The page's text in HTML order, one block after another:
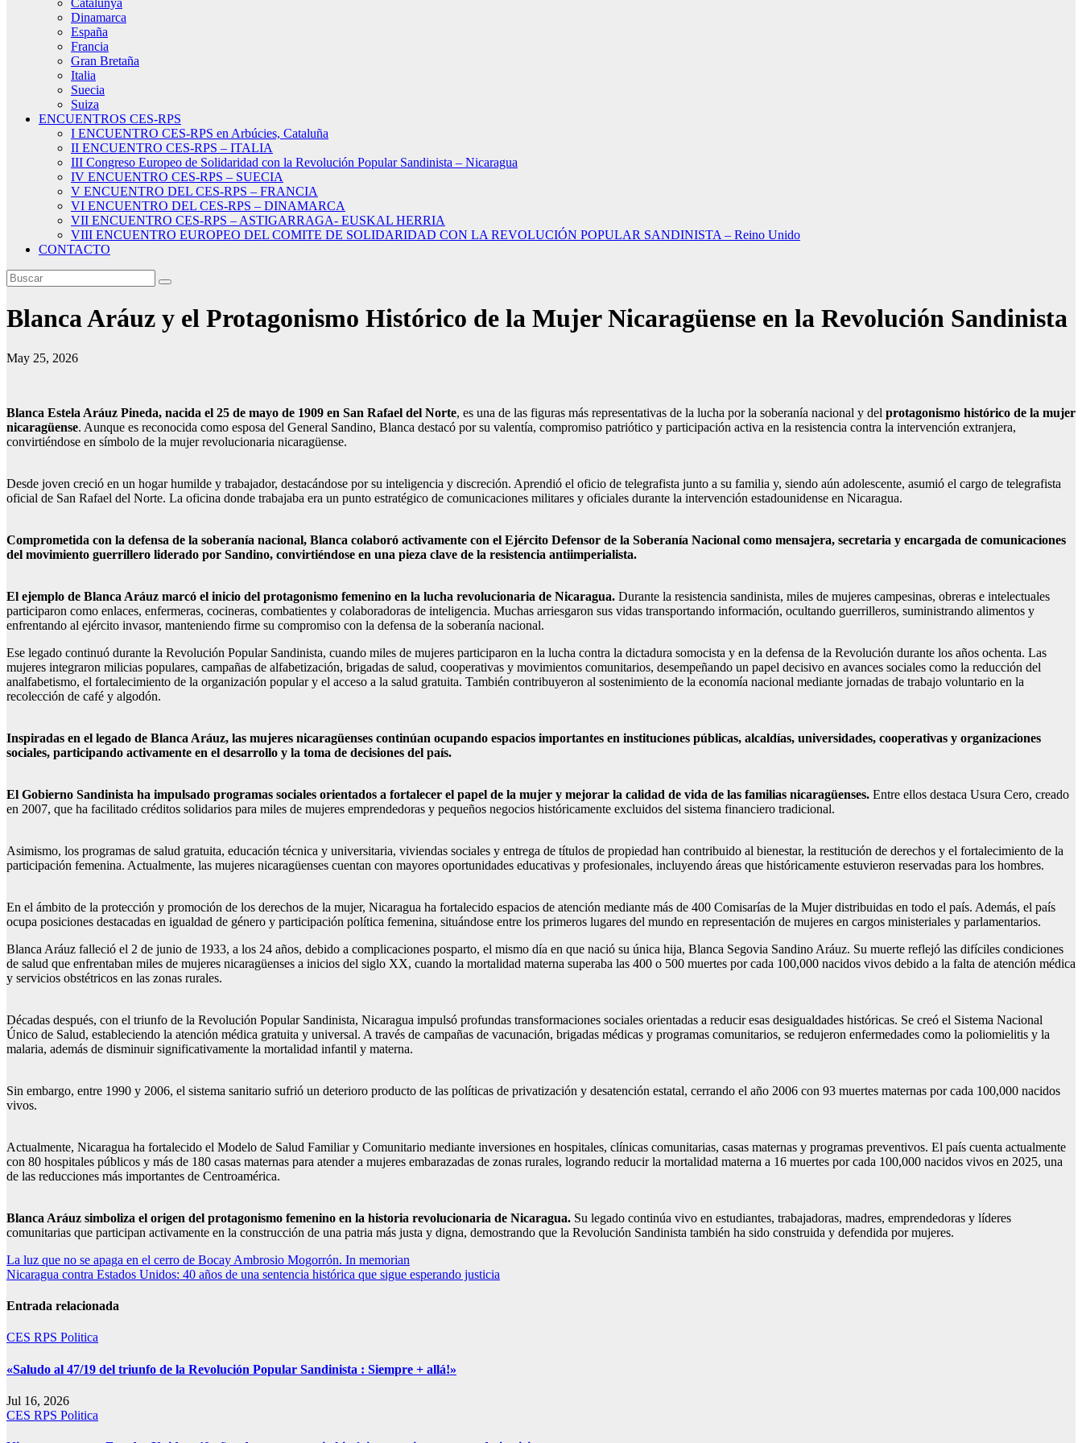
Catalunya
Dinamarca
España
Francia
Gran Bretaña
Italia
Suecia
Suiza
ENCUENTROS CES-RPS
I ENCUENTRO CES-RPS en Arbúcies, Cataluña
II ENCUENTRO CES-RPS – ITALIA
III Congreso Europeo de Solidaridad con la Revolución Popular Sandinista – Nicaragua
IV ENCUENTRO CES-RPS – SUECIA
V ENCUENTRO DEL CES-RPS – FRANCIA
VI ENCUENTRO DEL CES-RPS – DINAMARCA
VII ENCUENTRO CES-RPS – ASTIGARRAGA- EUSKAL HERRIA
VIII ENCUENTRO EUROPEO DEL COMITE DE SOLIDARIDAD CON LA REVOLUCIÓN POPULAR SANDINISTA – Reino Unido
CONTACTO
Blanca Aráuz y el Protagonismo Histórico de la Mujer Nicaragüense en la Revolución Sandinista
May 25, 2026
Blanca Estela Aráuz Pineda, nacida el 25 de mayo de 1909 en San Rafael del Norte, es una de las figuras más representativas de la lucha por la soberanía nacional y del protagonismo histórico de la mujer
nicaragüense. Aunque es reconocida como esposa del General Sandino, Blanca destacó por su valentía, compromiso patriótico y participación activa en la resistencia contra la intervención extranjera,
convirtiéndose en símbolo de la mujer revolucionaria nicaragüense.
Desde joven creció en un hogar humilde y trabajador, destacándose por su inteligencia y discreción. Aprendió el oficio de telegrafista junto a su familia y, siendo aún adolescente, asumió el cargo de telegrafista
oficial de San Rafael del Norte. La oficina donde trabajaba era un punto estratégico de comunicaciones militares y oficiales durante la intervención estadounidense en Nicaragua.
Comprometida con la defensa de la soberanía nacional, Blanca colaboró activamente con el Ejército Defensor de la Soberanía Nacional como mensajera, secretaria y encargada de comunicaciones
del movimiento guerrillero liderado por Sandino, convirtiéndose en una pieza clave de la resistencia antiimperialista.
El ejemplo de Blanca Aráuz marcó el inicio del protagonismo femenino en la lucha revolucionaria de Nicaragua. Durante la resistencia sandinista, miles de mujeres campesinas, obreras e intelectuales
participaron como enlaces, enfermeras, cocineras, combatientes y colaboradoras de inteligencia. Muchas arriesgaron sus vidas transportando información, ocultando guerrilleros, suministrando alimentos y
enfrentando al ejército invasor, manteniendo firme su compromiso con la defensa de la soberanía nacional.
Ese legado continuó durante la Revolución Popular Sandinista, cuando miles de mujeres participaron en la lucha contra la dictadura somocista y en la defensa de la Revolución durante los años ochenta. Las
mujeres integraron milicias populares, campañas de alfabetización, brigadas de salud, cooperativas y movimientos comunitarios, desempeñando un papel decisivo en avances sociales como la reducción del
analfabetismo, el fortalecimiento de la organización popular y el acceso a la salud gratuita. También contribuyeron al sostenimiento de la economía nacional mediante jornadas de trabajo voluntario en la
recolección de café y algodón.
Inspiradas en el legado de Blanca Aráuz, las mujeres nicaragüenses continúan ocupando espacios importantes en instituciones públicas, alcaldías, universidades, cooperativas y organizaciones
sociales, participando activamente en el desarrollo y la toma de decisiones del país.
El Gobierno Sandinista ha impulsado programas sociales orientados a fortalecer el papel de la mujer y mejorar la calidad de vida de las familias nicaragüenses. Entre ellos destaca Usura Cero, creado
en 2007, que ha facilitado créditos solidarios para miles de mujeres emprendedoras y pequeños negocios históricamente excluidos del sistema financiero tradicional.
Asimismo, los programas de salud gratuita, educación técnica y universitaria, viviendas sociales y entrega de títulos de propiedad han contribuido al bienestar, la restitución de derechos y el fortalecimiento de la
participación femenina. Actualmente, las mujeres nicaragüenses cuentan con mayores oportunidades educativas y profesionales, incluyendo áreas que históricamente estuvieron reservadas para los hombres.
En el ámbito de la protección y promoción de los derechos de la mujer, Nicaragua ha fortalecido espacios de atención mediante más de 400 Comisarías de la Mujer distribuidas en todo el país. Además, el país
ocupa posiciones destacadas en igualdad de género y participación política femenina, situándose entre los primeros lugares del mundo en representación de mujeres en cargos ministeriales y parlamentarios.
Blanca Aráuz falleció el 2 de junio de 1933, a los 24 años, debido a complicaciones posparto, el mismo día en que nació su única hija, Blanca Segovia Sandino Aráuz. Su muerte reflejó las difíciles condiciones
de salud que enfrentaban miles de mujeres nicaragüenses a inicios del siglo XX, cuando la mortalidad materna superaba las 400 o 500 muertes por cada 100,000 nacidos vivos debido a la falta de atención médica
y servicios obstétricos en las zonas rurales.
Décadas después, con el triunfo de la Revolución Popular Sandinista, Nicaragua impulsó profundas transformaciones sociales orientadas a reducir esas desigualdades históricas. Se creó el Sistema Nacional
Único de Salud, estableciendo la atención médica gratuita y universal. A través de campañas de vacunación, brigadas médicas y programas comunitarios, se redujeron enfermedades como la poliomielitis y la
malaria, además de disminuir significativamente la mortalidad infantil y materna.
Sin embargo, entre 1990 y 2006, el sistema sanitario sufrió un deterioro producto de las políticas de privatización y desatención estatal, cerrando el año 2006 con 93 muertes maternas por cada 100,000 nacidos
vivos.
Actualmente, Nicaragua ha fortalecido el Modelo de Salud Familiar y Comunitario mediante inversiones en hospitales, clínicas comunitarias, casas maternas y programas preventivos. El país cuenta actualmente
con 80 hospitales públicos y más de 180 casas maternas para atender a mujeres embarazadas de zonas rurales, logrando reducir la mortalidad materna a 16 muertes por cada 100,000 nacidos vivos en 2025, una
de las reducciones más importantes de Centroamérica.
Blanca Aráuz simboliza el origen del protagonismo femenino en la historia revolucionaria de Nicaragua. Su legado continúa vivo en estudiantes, trabajadoras, madres, emprendedoras y líderes
comunitarias que participan activamente en la construcción de una patria más justa y digna, demostrando que la Revolución Sandinista también ha sido construida y defendida por mujeres.
Navegación
de
entradas
La luz que no se apaga en el cerro de Bocay Ambrosio Mogorrón. In memorian
Nicaragua contra Estados Unidos: 40 años de una sentencia histórica que sigue esperando justicia
Entrada relacionada
CES RPS Politica
«Saludo al 47/19 del triunfo de la Revolución Popular Sandinista : Siempre + allá!»
Jul 16, 2026
CES RPS Politica